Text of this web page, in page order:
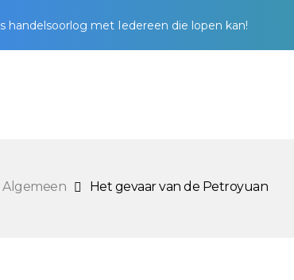
handelsoorlog met Iedereen die lopen kan!
Algemeen Het gevaar van de Petroyuan